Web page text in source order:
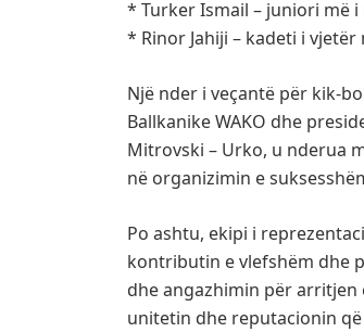
* Turker Ismail – juniori më
* Rinor Jahiji – kadeti i
Një nder i veçantë për kik-
Ballkanike WAKO dhe
Mitrovski – Urko, u nderua
në organizimin e
Po ashtu, ekipi i
kontributin e vlefshëm dhe
dhe angazhimin për
unitetin dhe reputacionin